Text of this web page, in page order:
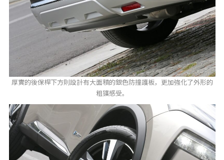
厚實的後保桿下方則設計有大面積的銀色防撞護板，更加強化了外形的
粗獷感受。